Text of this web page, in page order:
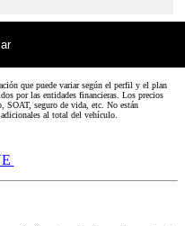
que puede variar según el perfil y el plan
por las entidades financieras. Los precios
SOAT, seguro de vida, etc. No están
al total del vehículo.